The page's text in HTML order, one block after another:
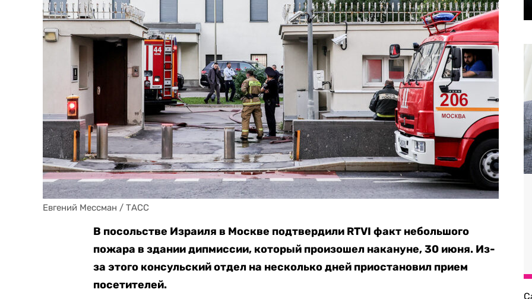
Евгений Мессман / ТАСС
В посольстве Израиля в Москве подтвердили RTVI факт небольшого
пожара в здании дипмиссии, который произошел накануне, 30 июня. Из-
за этого консульский отдел на несколько дней приостановил прием
посетителей.